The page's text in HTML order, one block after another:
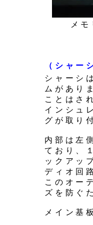
メ
（シャー
シャーシ
ムがあり
ことはさ
インシュ
グが取り
内部は左
ており、
ックアッ
ディオ回
このオー
ズを防ぐ
メイン基